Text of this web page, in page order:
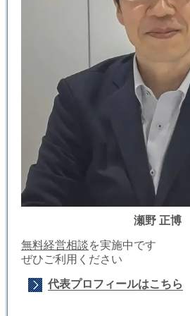
瀬野 正博
無料経営相談を実施中です
ぜひご利用ください
代表プロフィールはこちら